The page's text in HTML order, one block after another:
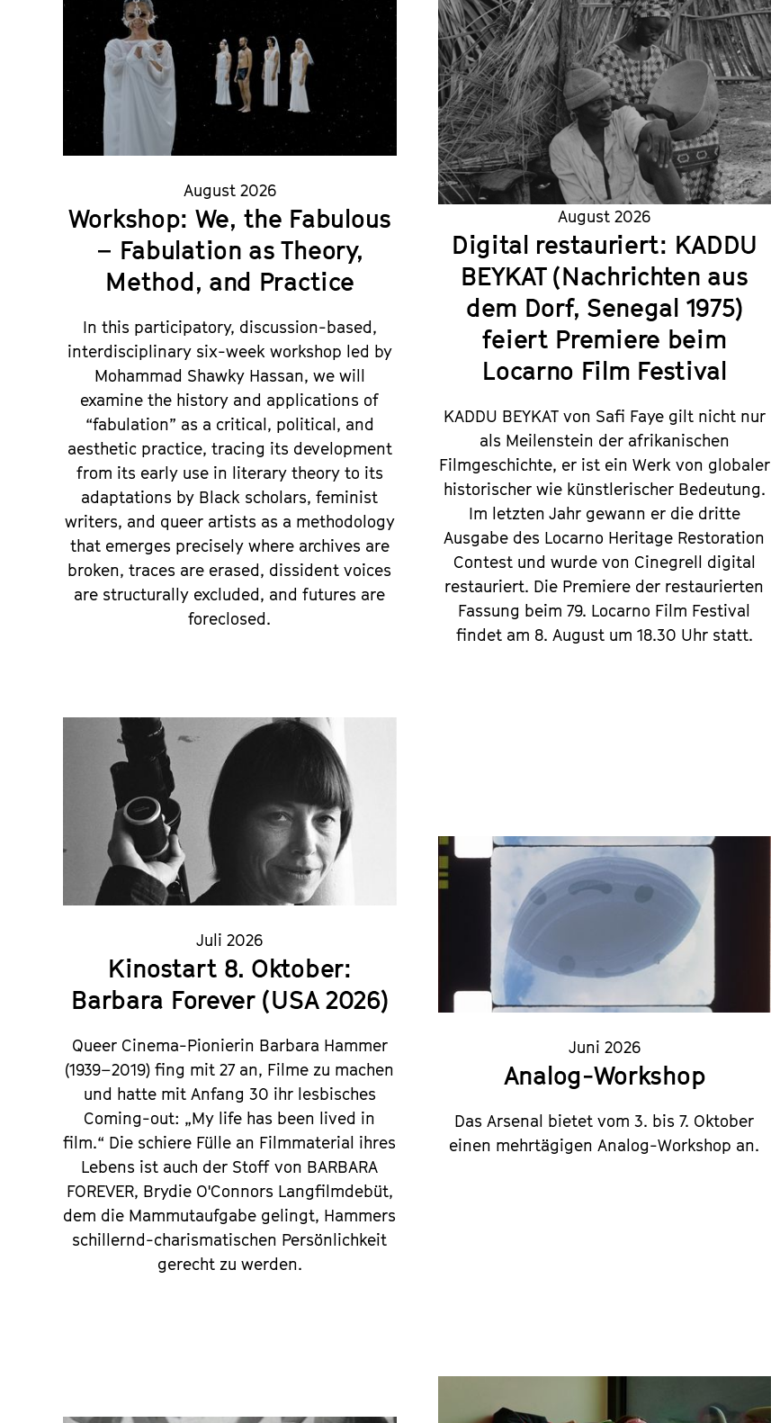
August 2026
Workshop: We, the Fabulous
– Fabulation as Theory,
Method, and Practice
In this participatory, discussion-based,
interdisciplinary six-week workshop led by
Mohammad Shawky Hassan, we will
examine the history and applications of
“fabulation” as a critical, political, and
aesthetic practice, tracing its development
from its early use in literary theory to its
adaptations by Black scholars, feminist
writers, and queer artists as a methodology
that emerges precisely where archives are
broken, traces are erased, dissident voices
are structurally excluded, and futures are
foreclosed.
August 2026
Digital restauriert: KADDU
BEYKAT (Nachrichten aus
dem Dorf, Senegal 1975)
feiert Premiere beim
Locarno Film Festival
KADDU BEYKAT von Safi Faye gilt nicht nur
als Meilenstein der afrikanischen
Filmgeschichte, er ist ein Werk von globaler
historischer wie künstlerischer Bedeutung.
Im letzten Jahr gewann er die dritte
Ausgabe des Locarno Heritage Restoration
Contest und wurde von Cinegrell digital
restauriert. Die Premiere der restaurierten
Fassung beim 79. Locarno Film Festival
findet am 8. August um 18.30 Uhr statt.
Juli 2026
Kinostart 8. Oktober:
Barbara Forever (USA 2026)
Queer Cinema-Pionierin Barbara Hammer
(1939–2019) fing mit 27 an, Filme zu machen
und hatte mit Anfang 30 ihr lesbisches
Coming-out: „My life has been lived in
film.“ Die schiere Fülle an Filmmaterial ihres
Lebens ist auch der Stoff von BARBARA
FOREVER, Brydie O'Connors Langfilmdebüt,
dem die Mammutaufgabe gelingt, Hammers
schillernd-charismatischen Persönlichkeit
gerecht zu werden.
Juni 2026
Analog-Workshop
Das Arsenal bietet vom 3. bis 7. Oktober
einen mehrtägigen Analog-Workshop an.